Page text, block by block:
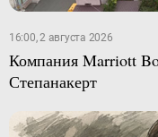
16:00, 2 августа 2026
Компания Marriott
Степанакерт